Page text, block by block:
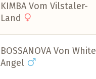
KIMBA Vom Vilstaler-
Land
BOSSANOVA Von White
Angel